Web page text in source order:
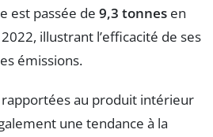
est passée de 9,3 tonnes en
illustrant l’efficacité de ses
émissions.
rapportées au produit intérieur
une tendance à la